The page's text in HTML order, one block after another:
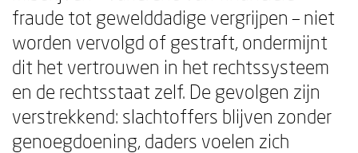
fraude tot gewelddadige vergrijpen – niet
worden vervolgd of gestraft, ondermijnt
dit het vertrouwen in het rechtssysteem
en de rechtsstaat zelf. De gevolgen zijn
verstrekkend: slachtoffers blijven zonder
genoegdoening, daders voelen zich